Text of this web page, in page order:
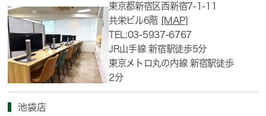
東京都新宿区西新宿7-1-11
共栄ビル6階 [MAP]
TEL:03-5937-6767
JR山手線 新宿駅徒歩5分
東京メトロ丸の内線 新宿駅徒歩
2分
池袋店